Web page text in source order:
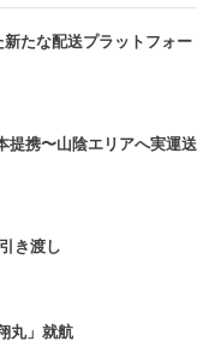
たな配送プラットフォー
携〜山陰エリアへ実運送
き渡し
丸」就航